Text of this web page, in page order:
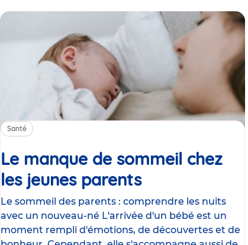
Santé
Le manque de sommeil chez
les jeunes parentsArticle
Le sommeil des parents : comprendre les nuits
avec un nouveau-né L'arrivée d'un bébé est un
moment rempli d'émotions, de découvertes et de